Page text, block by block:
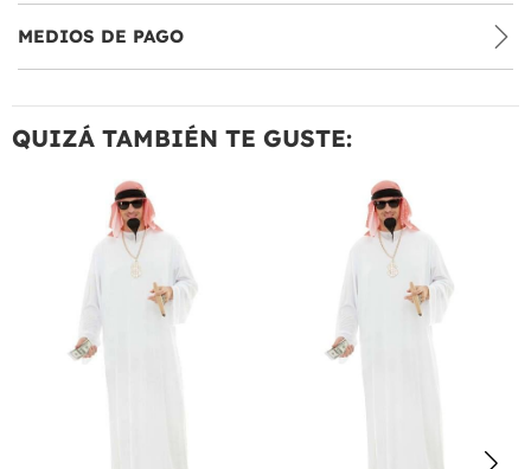
MEDIOS DE PAGO
QUIZÁ TAMBIÉN TE GUSTE: